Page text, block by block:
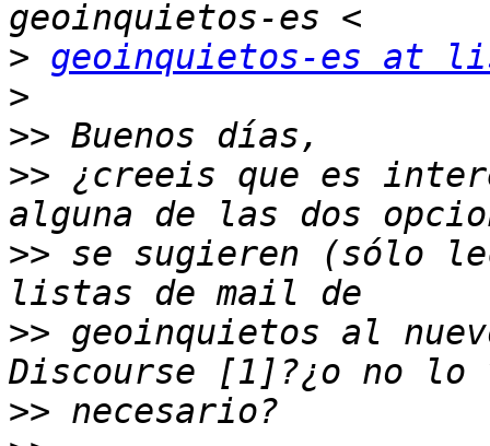
> geoinquietos-es at
>
>>
>> ¿creeis que es
>> se sugieren (sólo
>> geoinquietos al
>>